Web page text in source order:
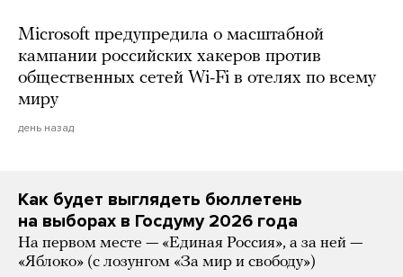
Microsoft предупредила о масштабной
кампании российских хакеров против
общественных сетей Wi-Fi в отелях по всему
миру
день назад
Как будет выглядеть бюллетень
на выборах в Госдуму 2026 года
На первом месте — «Единая Россия», а за ней —
«Яблоко» (с лозунгом «За мир и свободу»)